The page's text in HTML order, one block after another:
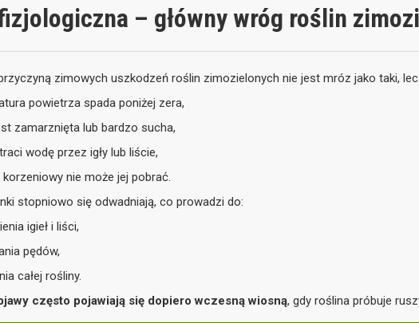
– główny wróg roślin
zimowych uszkodzeń roślin zimozielonych nie jest mróz jako taki,
powietrza spada poniżej zera,
zamarznięta lub bardzo sucha,
wodę przez igły lub liście,
nie może jej pobrać.
stopniowo się odwadniają, co prowadzi do:
igieł i liści,
pędów,
całej rośliny.
często pojawiają się dopiero wczesną wiosną, gdy roślina próbuje